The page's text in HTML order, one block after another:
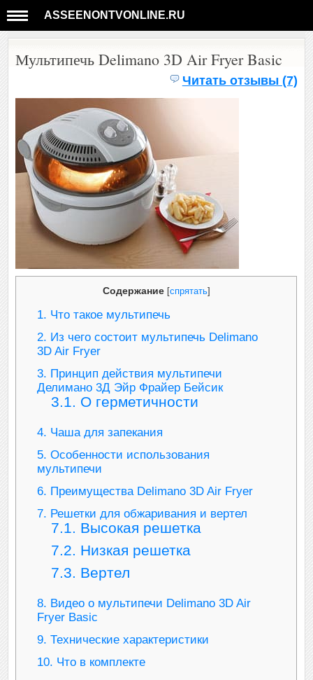
ASSEENONTVONLINE.RU
Мультипечь Delimano 3D Air Fryer Basic
Читать отзывы (7)
Содержание [спрятать]
1. Что такое мультипечь
2. Из чего состоит мультипечь Delimano
3D Air Fryer
3. Принцип действия мультипечи
Делимано 3Д Эйр Фрайер Бейсик
3.1. О герметичности
4. Чаша для запекания
5. Особенности использования
мультипечи
6. Преимущества Delimano 3D Air Fryer
7. Решетки для обжаривания и вертел
7.1. Высокая решетка
7.2. Низкая решетка
7.3. Вертел
8. Видео о мультипечи Delimano 3D Air
Fryer Basic
9. Технические характеристики
10. Что в комплекте